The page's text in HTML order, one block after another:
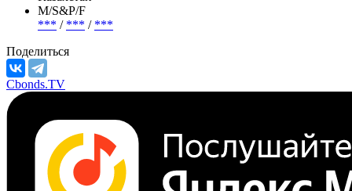
Полное название
Национальный банк Республики Казахстан
Казахстан
М/S&P/F
***/
Поделиться
Cbonds.TV